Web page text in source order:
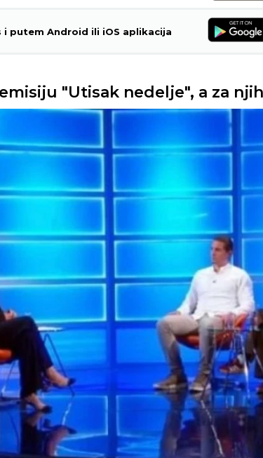
i putem Android ili iOS aplikacija
"Utisak nedelje", a za